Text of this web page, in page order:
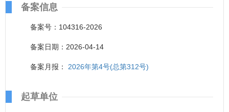
备案信息
备案号：104316-2026
备案日期：2026-04-14
备案月报： 2026年第4号(总第312号)
起草单位